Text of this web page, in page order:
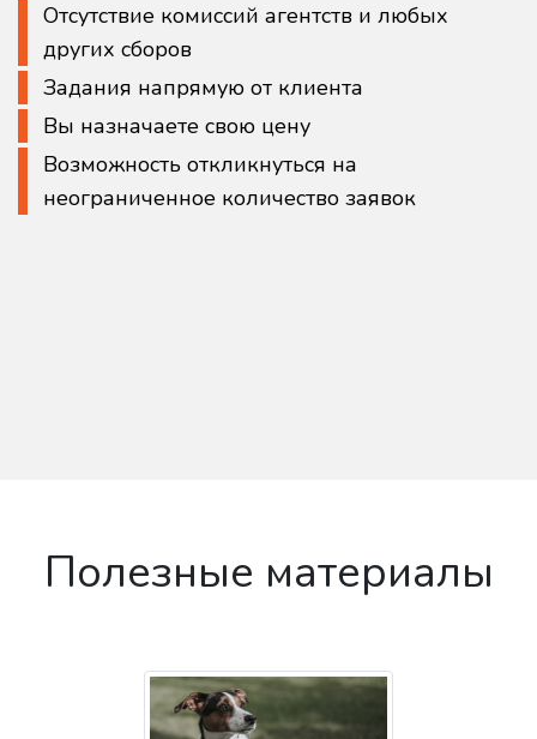
Отсутствие комиссий агентств и любых
других сборов
Задания напрямую от клиента
Вы назначаете свою цену
Возможность откликнуться на
неограниченное количество заявок
Полезные материалы